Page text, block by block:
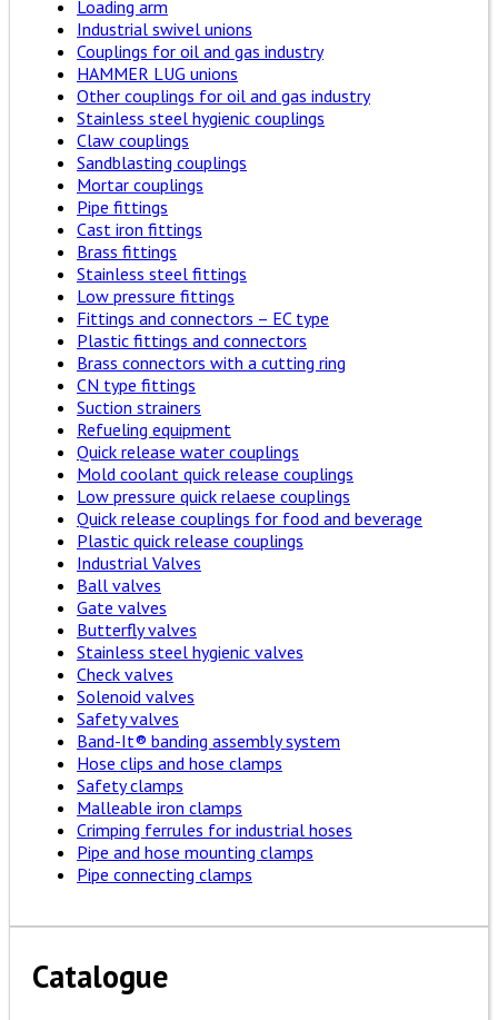
Loading arm
Industrial swivel unions
Couplings for oil and gas industry
HAMMER LUG unions
Other couplings for oil and gas industry
Stainless steel hygienic couplings
Claw couplings
Sandblasting couplings
Mortar couplings
Pipe fittings
Cast iron fittings
Brass fittings
Stainless steel fittings
Low pressure fittings
Fittings and connectors – EC type
Plastic fittings and connectors
Brass connectors with a cutting ring
CN type fittings
Suction strainers
Refueling equipment
Quick release water couplings
Mold coolant quick release couplings
Low pressure quick relaese couplings
Quick release couplings for food and beverage
Plastic quick release couplings
Industrial Valves
Ball valves
Gate valves
Butterfly valves
Stainless steel hygienic valves
Check valves
Solenoid valves
Safety valves
Band-It® banding assembly system
Hose clips and hose clamps
Safety clamps
Malleable iron clamps
Crimping ferrules for industrial hoses
Pipe and hose mounting clamps
Pipe connecting clamps
Catalogue